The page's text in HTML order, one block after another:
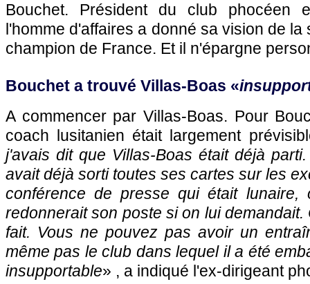
Bouchet. Président du club phocéen
l'homme d'affaires a donné sa vision de
champion de France. Et il n'épargne
Bouchet a trouvé Villas-Boas «
A commencer par Villas-Boas. Pour
coach lusitanien était largement
j'avais dit que Villas-Boas était déjà
avait déjà sorti toutes ses cartes sur les
conférence de presse qui était
redonnerait son poste si on lui
fait. Vous ne pouvez pas avoir un
même pas le club dans lequel il a été
insupportable» , a indiqué l'ex-dirigeant